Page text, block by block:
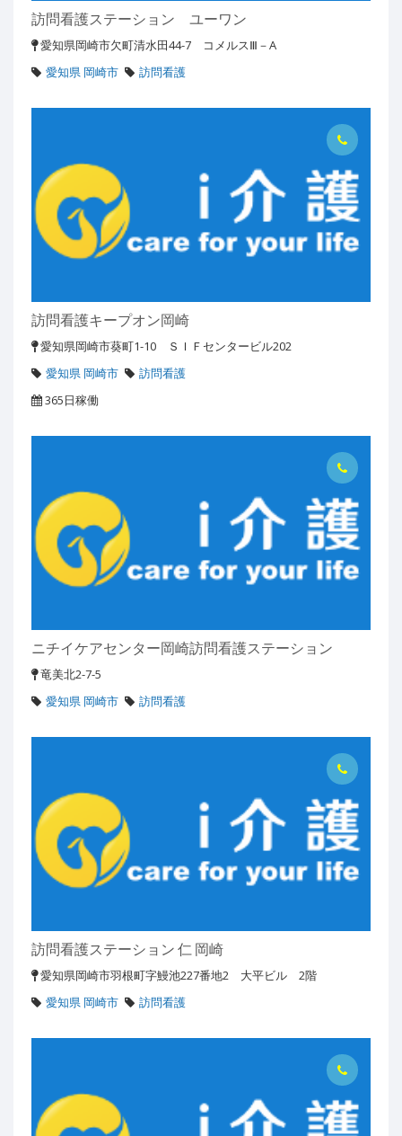
訪問看護ステーション ユーワン
愛知県岡崎市欠町清水田44-7 コメルスⅢ－A
愛知県 岡崎市
訪問看護
訪問看護キープオン岡崎
愛知県岡崎市葵町1-10 ＳＩＦセンタービル202
愛知県 岡崎市
訪問看護
365日稼働
ニチイケアセンター岡崎訪問看護ステーション
竜美北2-7-5
愛知県 岡崎市
訪問看護
訪問看護ステーション 仁 岡崎
愛知県岡崎市羽根町字鰻池227番地2 大平ビル 2階
愛知県 岡崎市
訪問看護